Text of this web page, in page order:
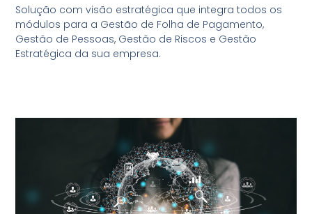
Solução com visão estratégica que integra todos os
módulos para a Gestão de Folha de Pagamento,
Gestão de Pessoas, Gestão de Riscos e Gestão
Estratégica da sua empresa.